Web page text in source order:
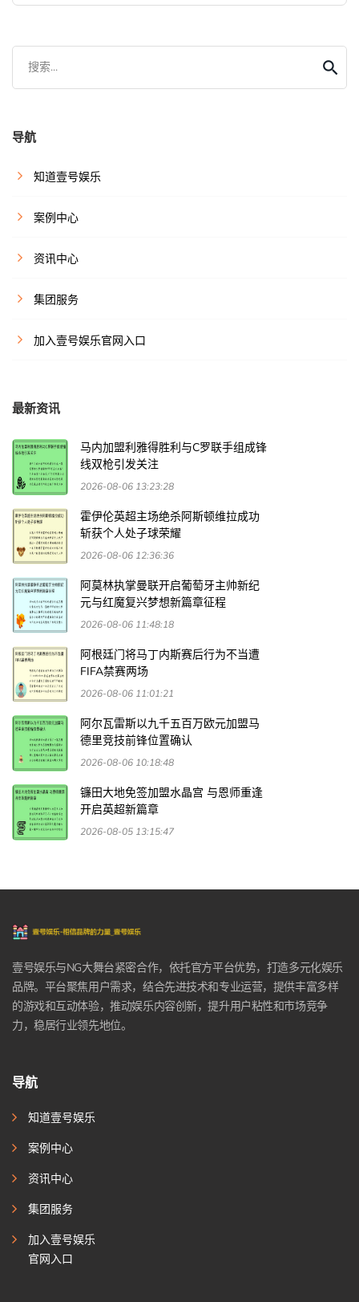
搜索...
导航
知道壹号娱乐
案例中心
资讯中心
集团服务
加入壹号娱乐官网入口
最新资讯
马内加盟利雅得胜利与C罗联手组成锋
线双枪引发关注
2026-08-06 13:23:28
霍伊伦英超主场绝杀阿斯顿维拉成功
斩获个人处子球荣耀
2026-08-06 12:36:36
阿莫林执掌曼联开启葡萄牙主帅新纪
元与红魔复兴梦想新篇章征程
2026-08-06 11:48:18
阿根廷门将马丁内斯赛后行为不当遭
FIFA禁赛两场
2026-08-06 11:01:21
阿尔瓦雷斯以九千五百万欧元加盟马
德里竞技前锋位置确认
2026-08-06 10:18:48
镰田大地免签加盟水晶宫 与恩师重逢
开启英超新篇章
2026-08-05 13:15:47
壹号娱乐与NG大舞台紧密合作，依托官方平台优势，打造多元化娱乐
品牌。平台聚焦用户需求，结合先进技术和专业运营，提供丰富多样
的游戏和互动体验，推动娱乐内容创新，提升用户粘性和市场竞争
力，稳居行业领先地位。
导航
知道壹号娱乐
案例中心
资讯中心
集团服务
加入壹号娱乐
官网入口